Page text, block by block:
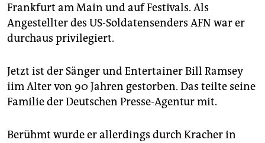
Frankfurt am Main und auf Festivals. Als
Angestellter des US-Soldatensenders AFN war er
durchaus privilegiert.
Jetzt ist der Sänger und Entertainer Bill Ramsey
iim Alter von 90 Jahren gestorben. Das teilte seine
Familie der Deutschen Presse-Agentur mit.
Berühmt wurde er allerdings durch Kracher in